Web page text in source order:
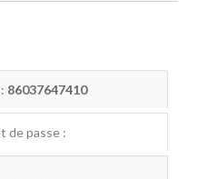
86037647410
de passe :